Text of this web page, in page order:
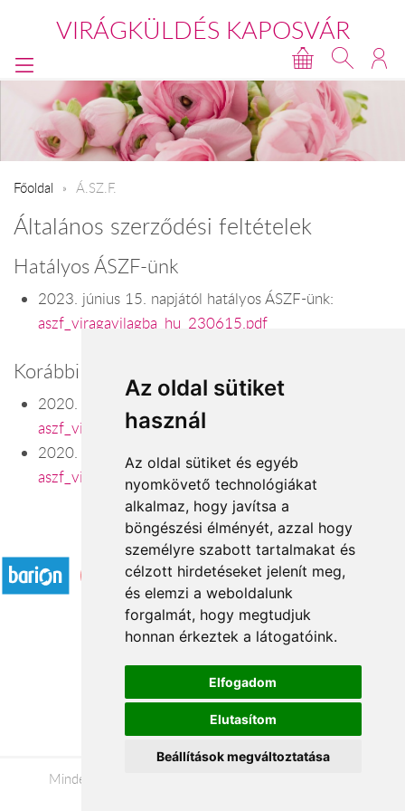
Az oldal sütiket
használ
Az oldal sütiket és egyéb
nyomkövető technológiákat
alkalmaz, hogy javítsa a
böngészési élményét, azzal hogy
személyre szabott tartalmakat és
célzott hirdetéseket jelenít meg,
és elemzi a weboldalunk
forgalmát, hogy megtudjuk
honnan érkeztek a látogatóink.
Elfogadom
Elutasítom
Beállítások megváltoztatása
VIRÁGKÜLDÉS KAPOSVÁR
Főoldal Á.SZ.F.
Általános szerződési feltételek
Hatályos ÁSZF-ünk
2023. június 15. napjától hatályos ÁSZF-ünk:
aszf_viragavilagba_hu_230615.pdf
Korábbi ÁSZF-jeink
2020. október 10. napjától hatályos ÁSZF-ünk:
aszf_viragavilagba_hu_200925.pdf
2020. október 9. napjáig hatályos ÁSZF-ünk:
aszf_viragavilagba_hu_regi.pdf
Elfogadott fizetési módok
Á.SZ.F.
Impresszum
Adatkezelési tájékoztató
Minden jog fenntartva © 2026 |